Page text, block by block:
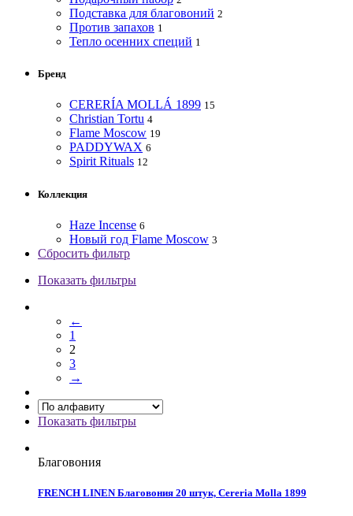
Подставка для благовоний 2
Против запахов 1
Тепло осенних специй 1
Бренд
CERERÍA MOLLÁ 1899 15
Christian Tortu 4
Flame Moscow 19
PADDYWAX 6
Spirit Rituals 12
Коллекция
Haze Incense 6
Новый год Flame Moscow 3
Сбросить фильтр
Показать фильтры
←
1
2
3
→
Показать фильтры
Благовония
FRENCH LINEN Благовония 20 штук, Cereria Molla 1899